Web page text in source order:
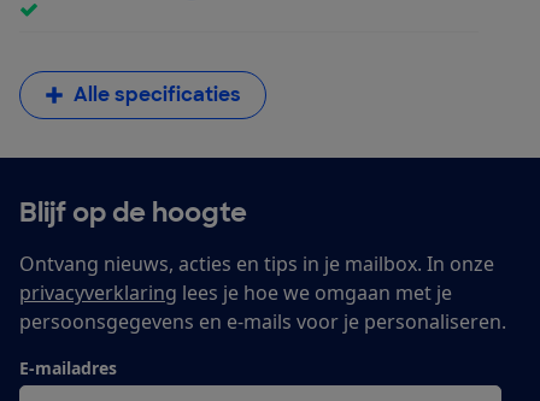
Alle specificaties
Blijf op de hoogte
Ontvang nieuws, acties en tips in je mailbox. In onze
privacyverklaring lees je hoe we omgaan met je
persoonsgegevens en e-mails voor je personaliseren.
E-mailadres